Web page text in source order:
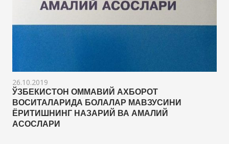
26.10.2019
ЎЗБЕКИСТОН ОММАВИЙ АХБОРОТ
ВОСИТАЛАРИДА БОЛАЛАР МАВЗУСИНИ
ЁРИТИШНИНГ НАЗАРИЙ ВА АМАЛИЙ
АСОСЛАРИ